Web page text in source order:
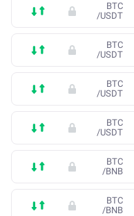
BTC
/USDT
BTC
/USDT
BTC
/USDT
BTC
/USDT
BTC
/BNB
BTC
/BNB